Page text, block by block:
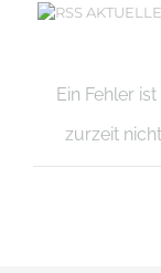
Ein Fehler
zurzeit